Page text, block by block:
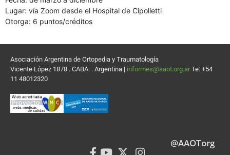
Lugar: vía Zoom desde el Hospital de Cipolletti
Otorga: 6 puntos/créditos
Asociación Argentina de Ortopedia y Traumatología
Vicente López 1878 . CABA. . Argentina | informes@aaot.org.ar Te: +54
11 48012320
@AAOTorg